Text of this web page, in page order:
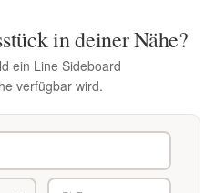
in deiner Nähe?
ein Line Sideboard
verfügbar wird.